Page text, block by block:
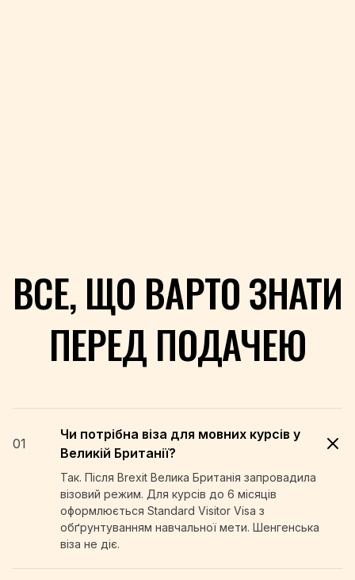
ВСЕ, ЩО ВАРТО ЗНАТИ
ПЕРЕД ПОДАЧЕЮ
01
Чи потрібна віза для мовних курсів у
Великій Британії?
Так. Після Brexit Велика Британія запровадила
візовий режим. Для курсів до 6 місяців
оформлюється Standard Visitor Visa з
обґрунтуванням навчальної мети. Шенгенська
віза не діє.